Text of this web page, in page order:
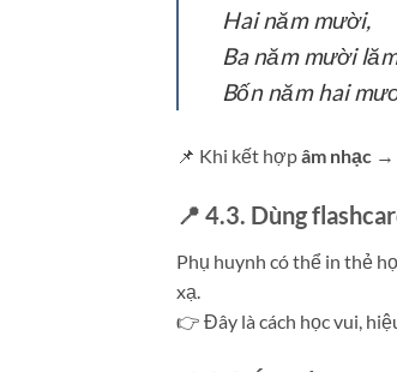
Hai năm mười,
Ba năm mười
Bốn năm hai
📌 Khi kết hợpâm nhạc →
📍 4.3. Dùng
Phụ huynh có thể in thẻ
xạ.
👉 Đây là cách học vui,